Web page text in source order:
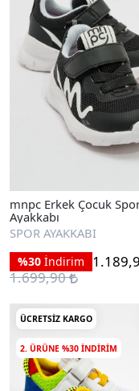
mnpc Erkek Çocuk
Ayakkabı
SPOR AYAKKABI
%30 İndirim
1.699,90
ÜCRETSIZ KARGO
2. ÜRÜNE %30 INDIRIM